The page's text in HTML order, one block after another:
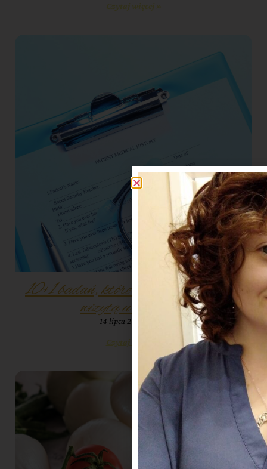
Czytaj więcej »
10+1 badań, które warto zrobić przed
wizytą u dietetyka
14 lipca 2023
Czytaj więcej »